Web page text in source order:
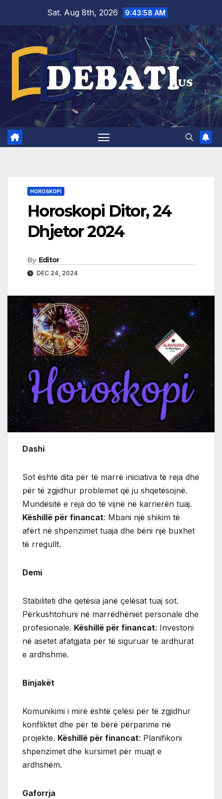
content
Sat. Aug 8th, 2026 9:43:59 AM
HOROSKOPI
Horoskopi Ditor, 24
Dhjetor 2024
By Editor
DEC 24, 2024
Dashi
Sot është dita për të marrë iniciativa të reja dhe
për të zgjidhur problemet që ju shqetësojnë.
Mundësitë e reja do të vijnë në karrierën tuaj.
Këshillë për financat: Mbani një shikim të
afërt në shpenzimet tuaja dhe bëni një buxhet
të rregullt.
Demi
Stabiliteti dhe qetësia janë çelësat tuaj sot.
Përkushtohuni në marrëdhëniet personale dhe
profesionale. Këshillë për financat: Investoni
në asetet afatgjata për të siguruar të ardhurat
e ardhshme.
Binjakët
Komunikimi i mirë është çelësi për të zgjidhur
konfliktet dhe për të bërë përparime në
projekte. Këshillë për financat: Planifikoni
shpenzimet dhe kursimet për muajt e
ardhshëm.
Gaforrja